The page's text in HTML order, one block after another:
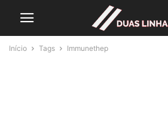
Início Tags Immunethep